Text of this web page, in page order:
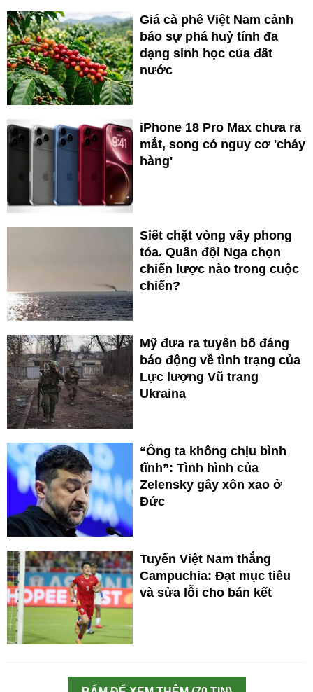
Giá cà phê Việt Nam cảnh
báo sự phá huỷ tính đa
dạng sinh học của đất
nước
iPhone 18 Pro Max chưa ra
mắt, song có nguy cơ 'cháy
hàng'
Siết chặt vòng vây phong
tỏa. Quân đội Nga chọn
chiến lược nào trong cuộc
chiến?
Mỹ đưa ra tuyên bố đáng
báo động về tình trạng của
Lực lượng Vũ trang
Ukraina
“Ông ta không chịu bình
tĩnh”: Tình hình của
Zelensky gây xôn xao ở
Đức
Tuyển Việt Nam thắng
Campuchia: Đạt mục tiêu
và sửa lỗi cho bán kết